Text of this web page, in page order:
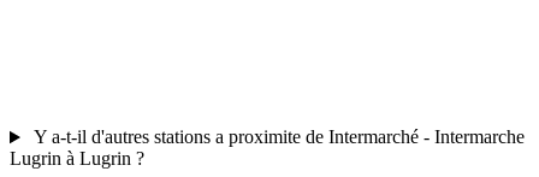
Y a-t-il d'autres stations a proximite de Intermarché - Intermarche
Lugrin à Lugrin ?